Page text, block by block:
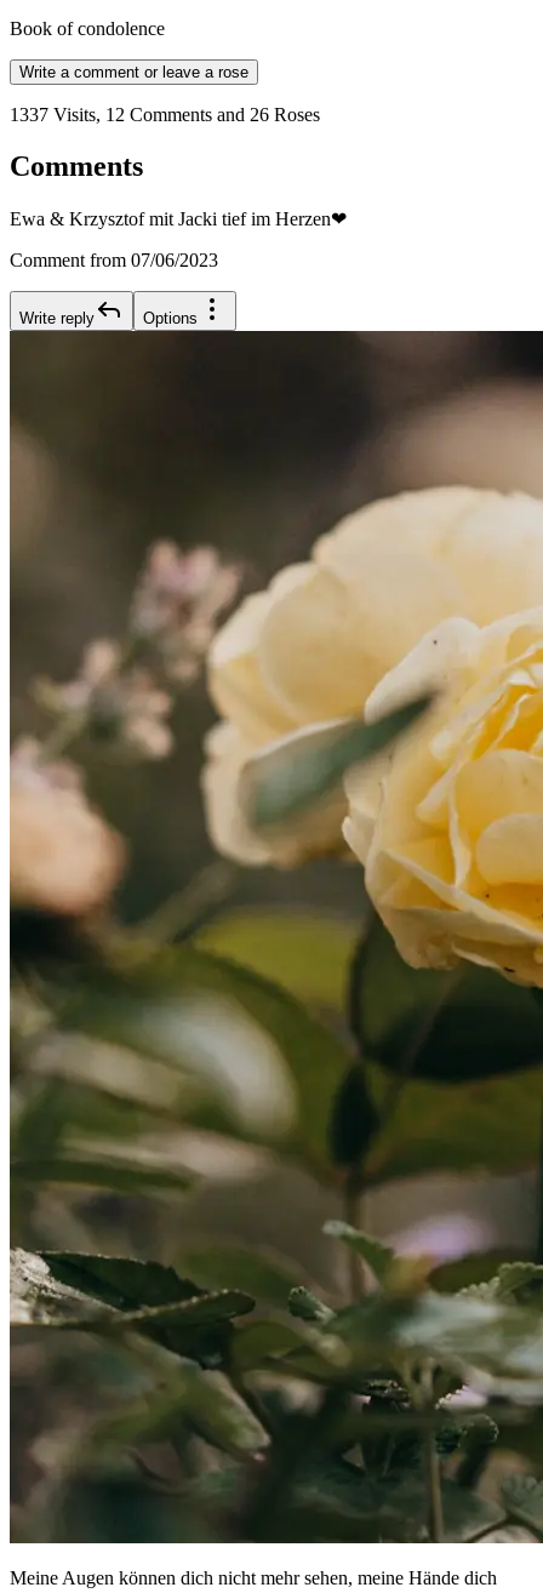
Book of condolence
Write a comment or leave a rose
1337 Visits, 12 Comments and 26 Roses
Comments
Ewa & Krzysztof mit Jacki tief im Herzen❤
Comment from 07/06/2023
Write reply Options
Meine Augen können dich nicht mehr sehen, meine Hände dich